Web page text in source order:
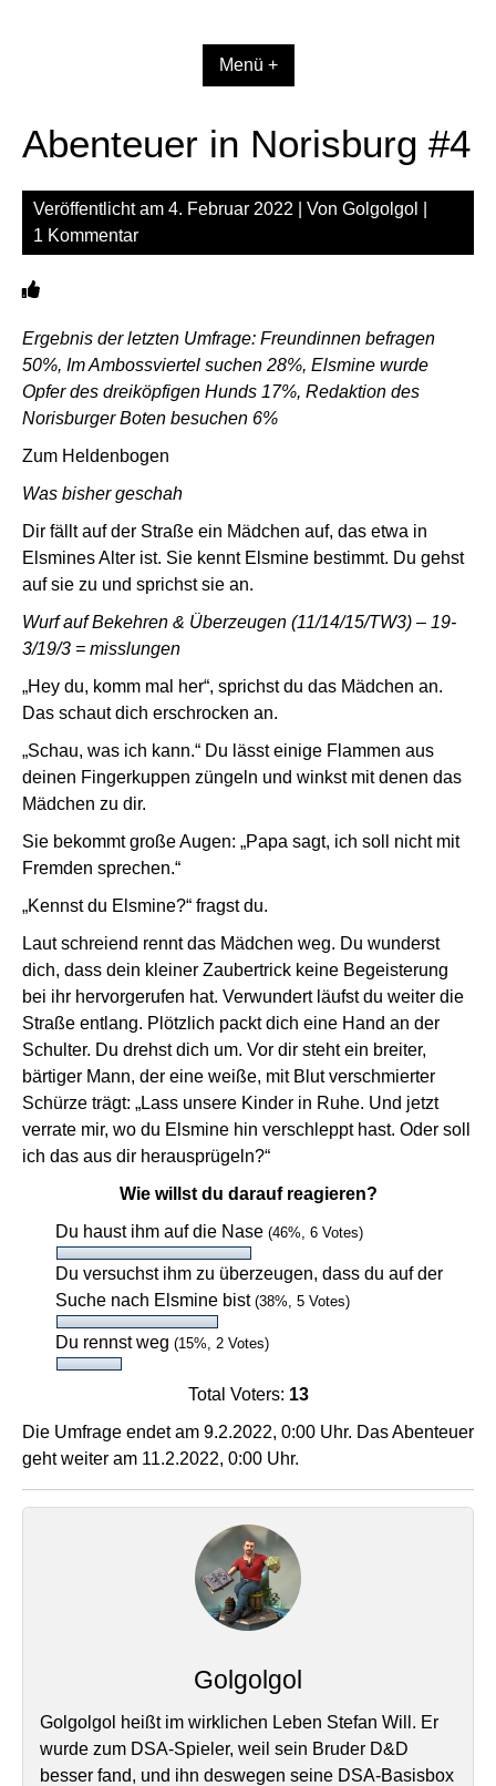
Menü +
Abenteuer in Norisburg #4
Veröffentlicht am 4. Februar 2022 | Von Golgolgol
1 Kommentar
Ergebnis der letzten Umfrage: Freundinnen befragen
50%, Im Ambossviertel suchen 28%, Elsmine wurde
Opfer des dreiköpfigen Hunds 17%, Redaktion des
Norisburger Boten besuchen 6%
Zum Heldenbogen
Was bisher geschah
Dir fällt auf der Straße ein Mädchen auf, das etwa in
Elsmines Alter ist. Sie kennt Elsmine bestimmt. Du gehst
auf sie zu und sprichst sie an.
Wurf auf Bekehren & Überzeugen (11/14/15/TW3) – 19-
3/19/3 = misslungen
„Hey du, komm mal her“, sprichst du das Mädchen an.
Das schaut dich erschrocken an.
„Schau, was ich kann.“ Du lässt einige Flammen aus
deinen Fingerkuppen züngeln und winkst mit denen das
Mädchen zu dir.
Sie bekommt große Augen: „Papa sagt, ich soll nicht mit
Fremden sprechen.“
„Kennst du Elsmine?“ fragst du.
Laut schreiend rennt das Mädchen weg. Du wunderst
dich, dass dein kleiner Zaubertrick keine Begeisterung
bei ihr hervorgerufen hat. Verwundert läufst du weiter die
Straße entlang. Plötzlich packt dich eine Hand an der
Schulter. Du drehst dich um. Vor dir steht ein breiter,
bärtiger Mann, der eine weiße, mit Blut verschmierter
Schürze trägt: „Lass unsere Kinder in Ruhe. Und jetzt
verrate mir, wo du Elsmine hin verschleppt hast. Oder soll
ich das aus dir herausprügeln?“
Wie willst du darauf reagieren?
Du haust ihm auf die Nase (46%, 6 Votes)
Du versuchst ihm zu überzeugen, dass du auf der
Suche nach Elsmine bist (38%, 5 Votes)
Du rennst weg (15%, 2 Votes)
Total Voters: 13
Die Umfrage endet am 9.2.2022, 0:00 Uhr. Das Abenteuer
geht weiter am 11.2.2022, 0:00 Uhr.
Golgolgol
Golgolgol heißt im wirklichen Leben Stefan Will. Er
wurde zum DSA-Spieler, weil sein Bruder D&D
besser fand, und ihn deswegen seine DSA-Basisbox